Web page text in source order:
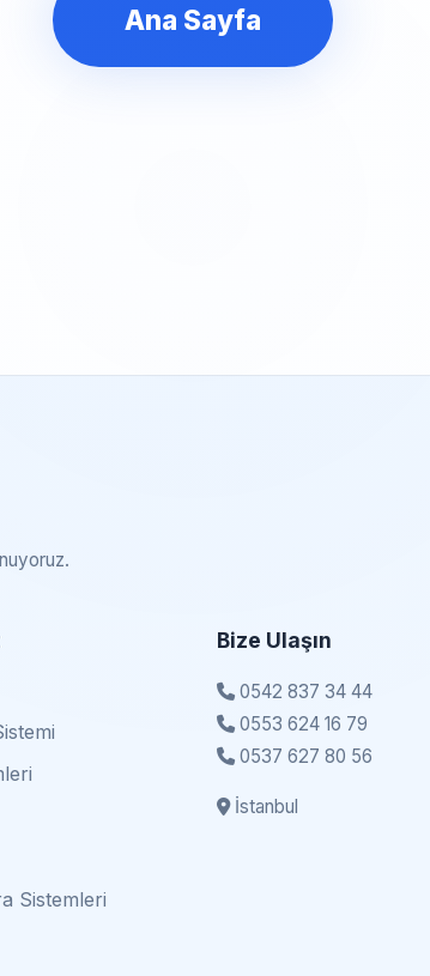
Ana Sayfa
Sistemleri
Bize Ulaşın
0542 837 34 44
0553 624 16 79
0537 627 80 56
İstanbul